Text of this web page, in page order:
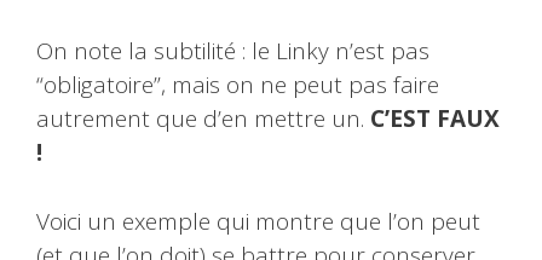
On note la subtilité : le Linky n’est pas
“obligatoire”, mais on ne peut pas faire
autrement que d’en mettre un. C’EST FAUX
!
Voici un exemple qui montre que l’on peut